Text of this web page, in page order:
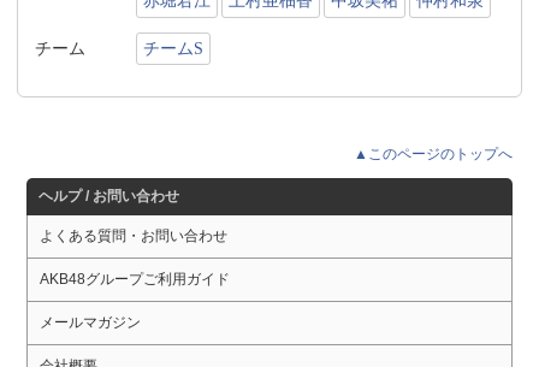
チーム チームS
▲このページのトップへ
ヘルプ / お問い合わせ
よくある質問・お問い合わせ
AKB48グループご利用ガイド
メールマガジン